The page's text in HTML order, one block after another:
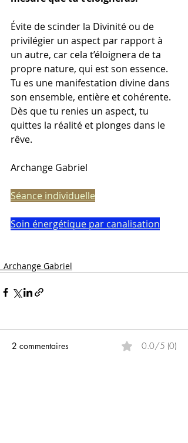
Évite de scinder la Divinité ou de
privilégier un aspect par rapport à
un autre, car cela t’éloignera de ta
propre nature, qui est son essence.
Tu es une manifestation divine dans
son ensemble, entière et cohérente.
Dès que tu renies un aspect, tu
quittes la réalité et plonges dans le
rêve.
Archange Gabriel
Séance individuelle
Soin énergétique par canalisation
_Archange Gabriel
2 commentaires 0.0/5 (0)